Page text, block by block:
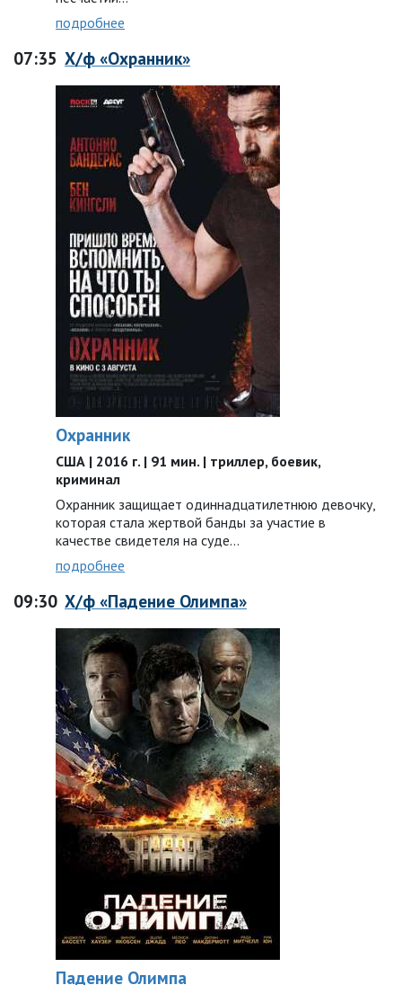
подробнее
07:35 Х/ф «Охранник»
Охранник
США | 2016 г. | 91 мин. | триллер, боевик,
криминал
Охранник защищает одиннадцатилетнюю девочку,
которая стала жертвой банды за участие в
качестве свидетеля на суде…
подробнее
09:30 Х/ф «Падение Олимпа»
Падение Олимпа